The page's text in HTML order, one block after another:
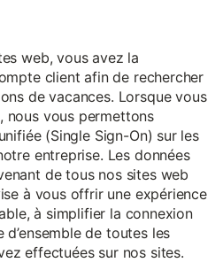
web, vous avez la
client afin de rechercher
de vacances. Lorsque vous
nous vous permettons
(Single Sign-On) sur les
entreprise. Les données
de tous nos sites web
à vous offrir une expérience
à simplifier la connexion
de toutes les
effectuées sur nos sites.